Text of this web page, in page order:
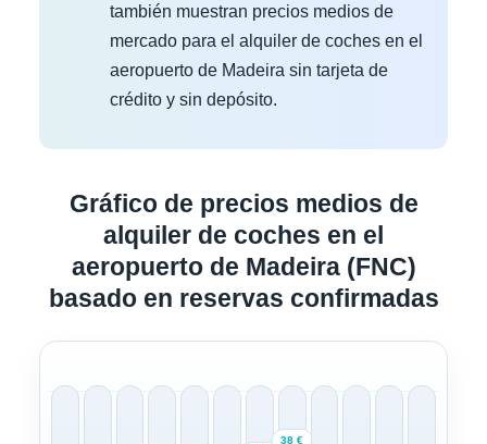
también muestran precios medios de
mercado para el alquiler de coches en el
aeropuerto de Madeira sin tarjeta de
crédito y sin depósito.
Gráfico de precios medios de
alquiler de coches en el
aeropuerto de Madeira (FNC)
basado en reservas confirmadas
38 €